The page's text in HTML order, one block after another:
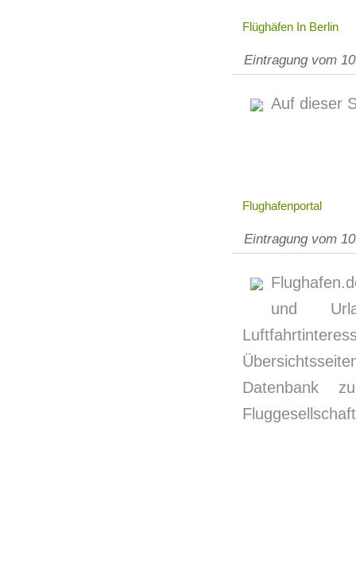
Flüghäfen In Berlin
Eintragung vom
Auf dieser
Flughafenportal
Eintragung vom
und
Datenbank